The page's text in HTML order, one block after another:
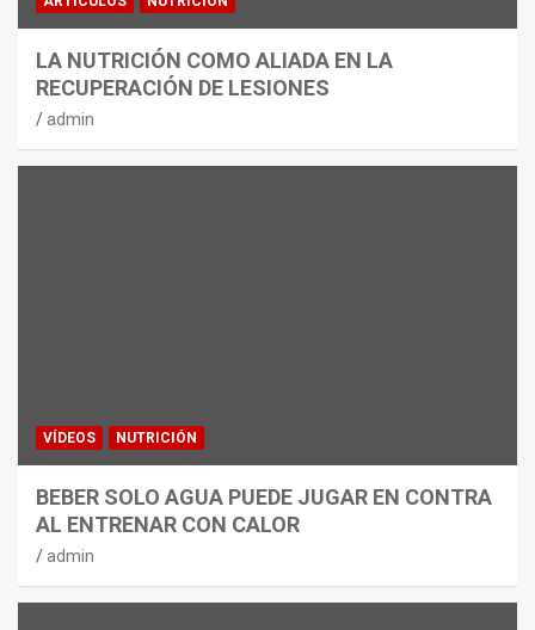
LA NUTRICIÓN COMO ALIADA EN LA
RECUPERACIÓN DE LESIONES
admin
VÍDEOS NUTRICIÓN
BEBER SOLO AGUA PUEDE JUGAR EN CONTRA
AL ENTRENAR CON CALOR
admin